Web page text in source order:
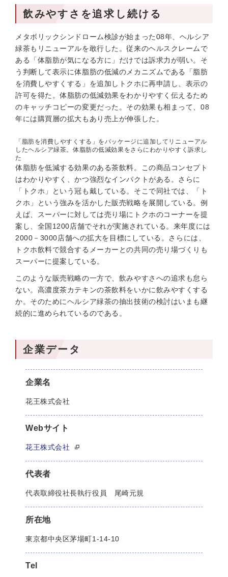
飲みやすさを追求し続ける
メタボリックシンドローム検診が始まった08年、ヘルシア
緑茶もリニューアルを敢行した。従来のヘルスクレームで
ある「体脂肪が気になる方に」だけでは訴求力が弱い。そ
う判断して表示に体脂肪の低減のメカニズムである「脂肪
を消費しやすくする」を追加しトクホに再申請し、表示の
許可を得た。体脂肪の低減効果をわかりやすく伝えるため
のキャッチコピーの変更だった。その効果も相まって、08
年には購買層の拡大もあり売上が伸張した。
「脂肪を消費しやすくする」をパッケージに追加してリニューアル
したヘルシア緑茶。体脂肪の低減効果をさらにわかりやすく訴求し
た
体脂肪を低減する効果のある茶飲料。この商品コンセプト
はわかりやすく、かつ強烈なインパクトがある。さらに
「トクホ」という冠も戴している。そこで同社では、「ト
クホ」という強みを活かした販売戦略を展開している。例
えば、スーパーに対しては売り場にトクホのコーナーを提
案し、全国1200店舗でそれが実施されている。来年度には
2000－3000店舗への拡大を目標にしている。さらには、
トクホ飲料で競合するメーカーとの共同の売り場づくりも
スーパーに提案している。
このような販売戦略の一方で、飲みやすさへの追求も怠ら
ない。高濃度茶カテキンの茶飲料をいかに飲みやすくする
か。そのためにヘルシア緑茶の抽出技術の検討はいまも継
続的に進められているのである。
企業データ
企業名
花王株式会社
Webサイト
花王株式会社
代表者
代表取締役社長執行役員 尾崎元規
所在地
東京都中央区茅場町1-14-10
Tel